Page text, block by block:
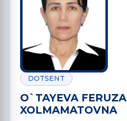
DOTSENT
O`TAYEVA FERUZA
XOLMAMATOVNA